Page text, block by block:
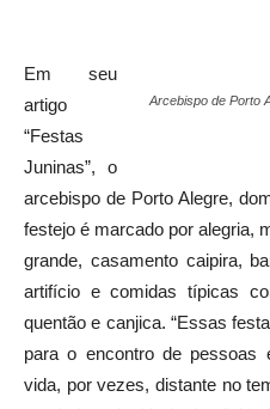
Arcebispo de Porto
Em seu
artigo
“Festas
Juninas”, o
arcebispo de Porto Alegre,
festejo é marcado por alegria,
grande, casamento caipira,
artifício e comidas típicas
quentão e canjica. “Essas
para o encontro de pessoas
vida, por vezes, distante no